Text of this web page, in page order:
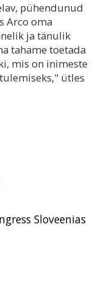
pühendunud
Arco oma
ja tänulik
tahame toetada
mis on inimeste
ütles
Sloveenias